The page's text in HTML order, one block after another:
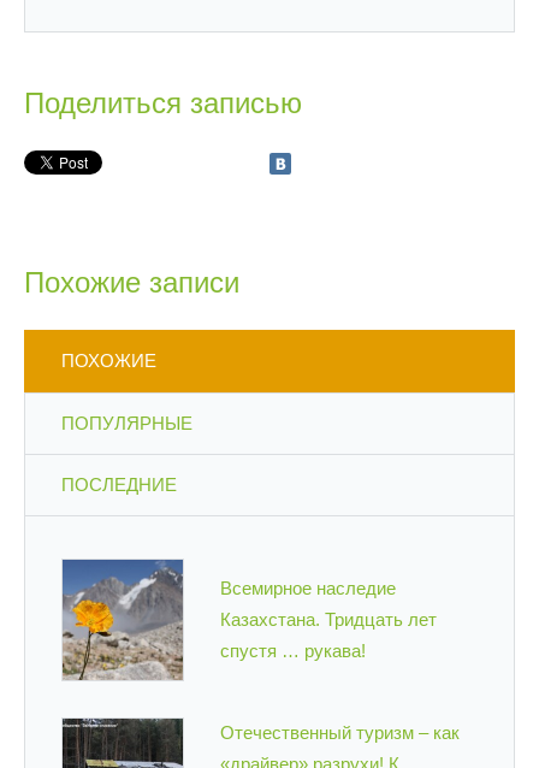
Поделиться записью
Похожие записи
ПОХОЖИЕ
ПОПУЛЯРНЫЕ
ПОСЛЕДНИЕ
Всемирное наследие
Казахстана. Тридцать лет
спустя … рукава!
Отечественный туризм – как
«драйвер» разрухи! К